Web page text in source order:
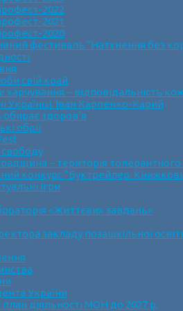
2022
2021
2020
фестиваль “Натхнення без
свій край
харчування – відповідальність
Українці. Іван Карпенко-Карий
здоров’я
обрії
– територія
конкурс “Буктрейлер.
ігри
«Життєвих завдань»
закладу позашкільної
України
план діяльності МОН до 2027 р.